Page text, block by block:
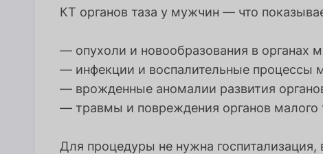
КТ органов таза у мужчин — что
— опухоли и новообразования в органах
— инфекции и воспалительные процессы
— врожденные аномалии развития
— травмы и повреждения органов малого
Для процедуры не нужна